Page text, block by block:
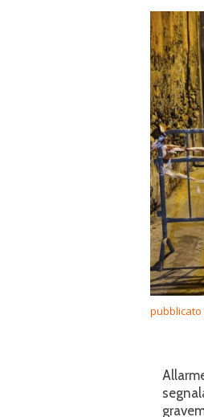
pubblicato